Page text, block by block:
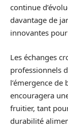
continue
davantage de
innovantes
Les échanges
professionnels
l’émergence
encouragera
fruitier, tant
durabilité